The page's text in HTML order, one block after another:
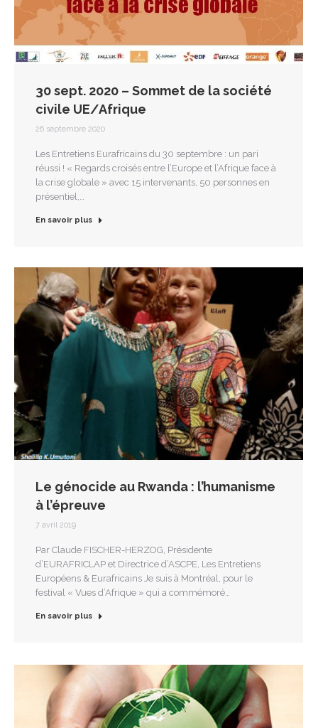
30 sept. 2020 – Sommet de la société
civile UE/Afrique
26 septembre 2020
Les Entretiens Eurafricains du 30 septembre : un pari
réussi ! « Regards croisés entre l’Europe et l’Afrique face à
la crise globale » avec 15 intervenants, 50 personnes en
présentiel,…
En savoir plus
Le génocide au Rwanda : l’humanisme
à l’épreuve
7 avril 2019
Par Claude FISCHER-HERZOG, Présidente
d’EURAFRICLAP et Directrice d’ASCPE, Les Entretiens
Européens & Eurafricains Je suis à Montréal, pour le
festival « Vues d’Afrique » qui a commémoré…
En savoir plus